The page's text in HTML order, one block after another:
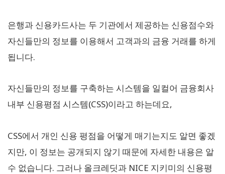
은행과 신용카드사는 두 기관에서 제공하는 신용점수와
자신들만의 정보를 이용해서 고객과의 금융 거래를 하게
됩니다.
자신들만의 정보를 구축하는 시스템을 일컬어 금융회사
내부 신용평점 시스템(CSS)이라고 하는데요,
CSS에서 개인 신용 평점을 어떻게 매기는지도 알면 좋겠
지만, 이 정보는 공개되지 않기 때문에 자세한 내용은 알
수 없습니다. 그러나 올크레딧과 NICE 지키미의 신용평